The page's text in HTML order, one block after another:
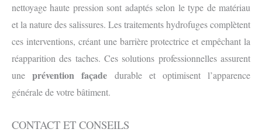
nettoyage haute pression sont adaptés selon le type de matériau
et la nature des salissures. Les traitements hydrofuges complètent
ces interventions, créant une barrière protectrice et empêchant la
réapparition des taches. Ces solutions professionnelles assurent
uneprévention façade durable et optimisent l’apparence
générale de votre bâtiment.
CONTACT ET CONSEILS